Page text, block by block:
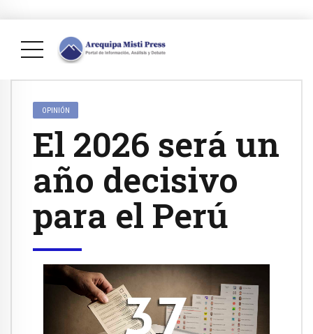
OPINIÓN
El 2026 será un
año decisivo
para el Perú